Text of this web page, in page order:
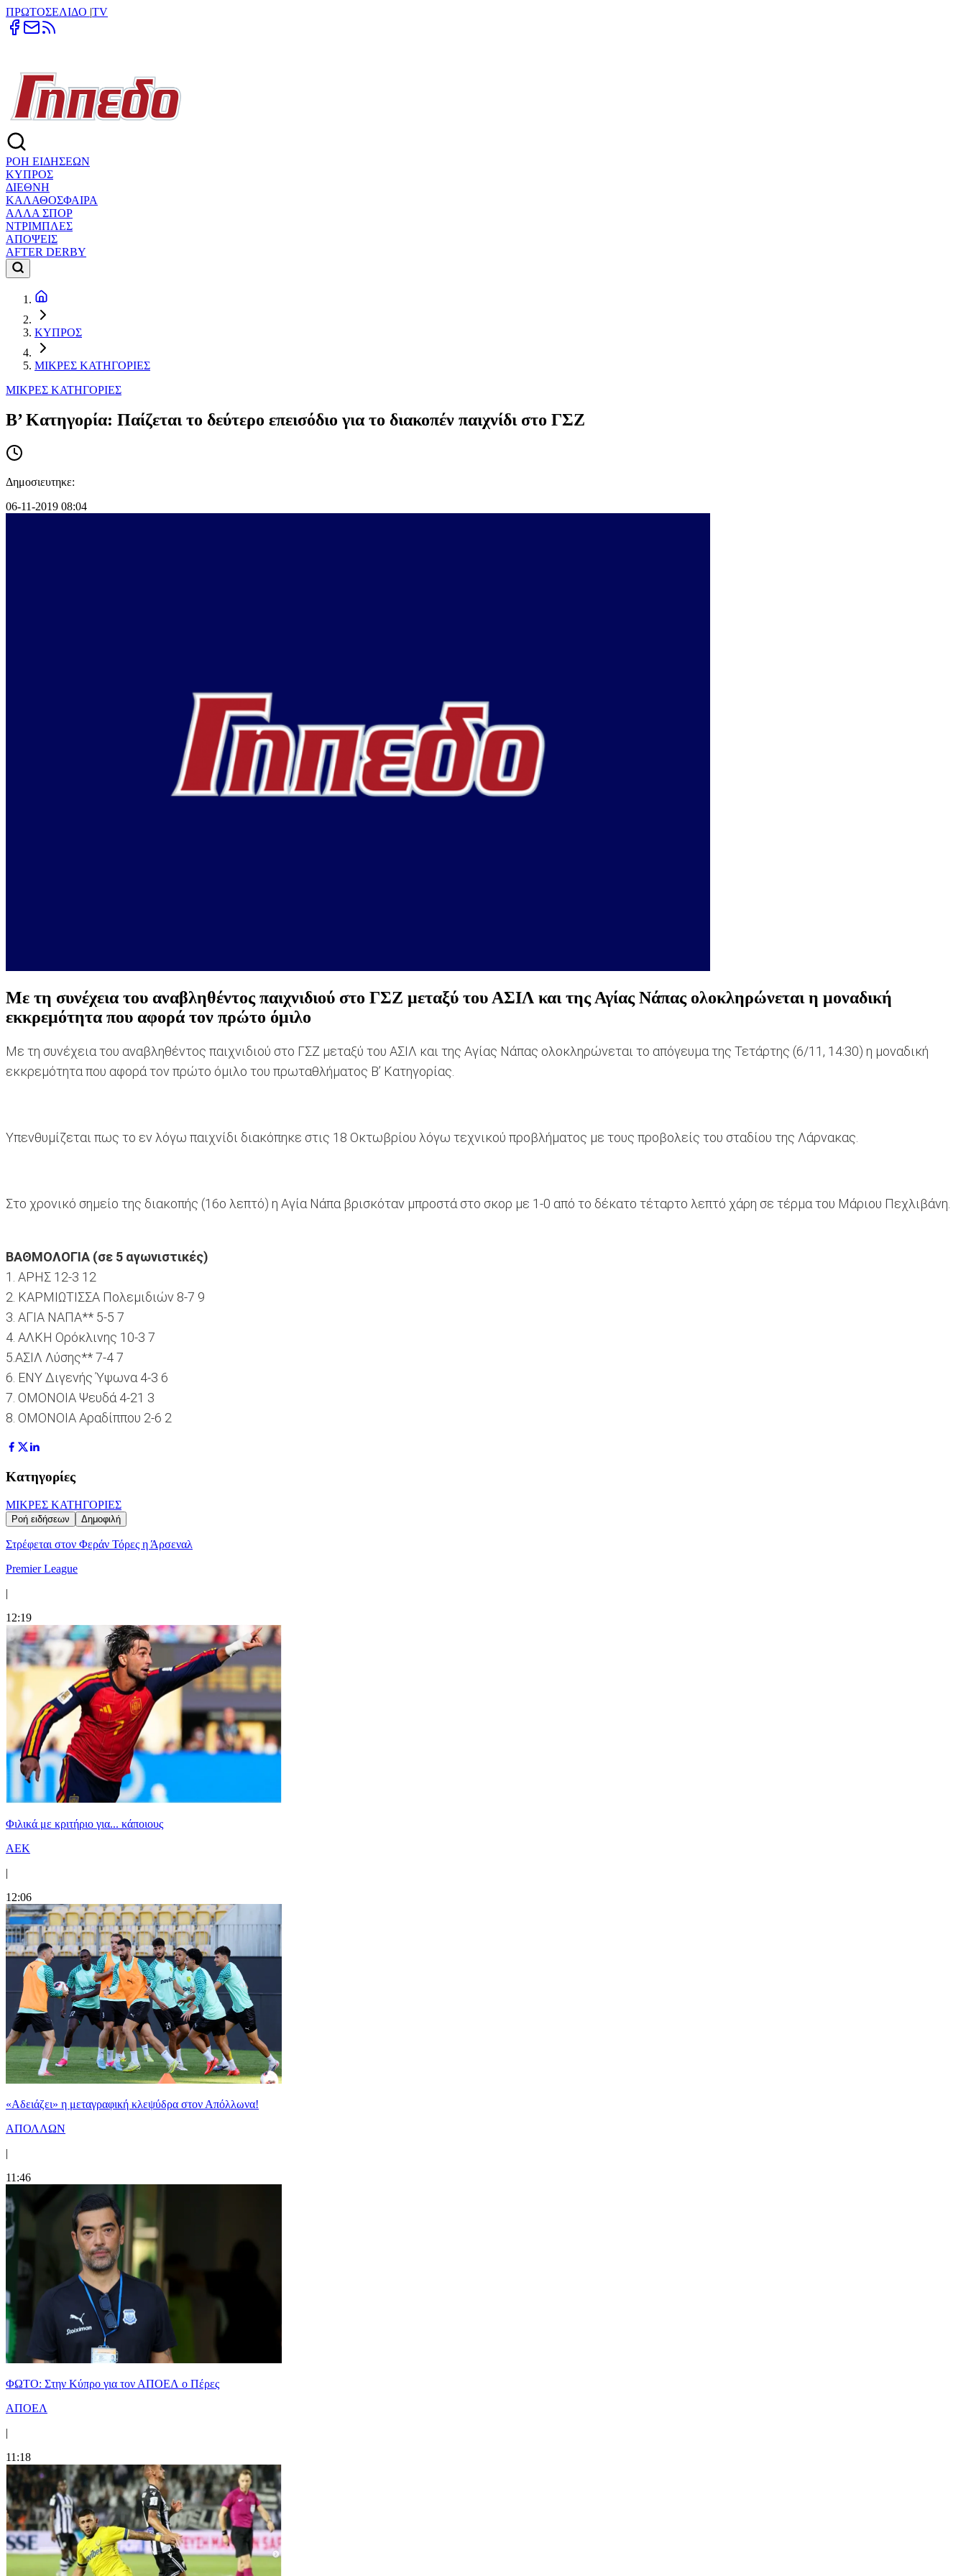
ΠΡΩΤΟΣΕΛΙΔΟ |TV
ΡΟΗ ΕΙΔΗΣΕΩΝ
ΚΥΠΡΟΣ
ΔΙΕΘΝΗ
ΚΑΛΑΘΟΣΦΑΙΡΑ
ΑΛΛΑ ΣΠΟΡ
ΝΤΡΙΜΠΛΕΣ
ΑΠΟΨΕΙΣ
AFTER DERBY
ΚΥΠΡΟΣ
ΜΙΚΡΕΣ ΚΑΤΗΓΟΡΙΕΣ
ΜΙΚΡΕΣ ΚΑΤΗΓΟΡΙΕΣ
Β’ Κατηγορία: Παίζεται το δεύτερο επεισόδιο για το διακοπέν παιχνίδι στο ΓΣΖ
Δημοσιευτηκε:
06-11-2019 08:04
Με τη συνέχεια του αναβληθέντος παιχνιδιού στο ΓΣΖ μεταξύ του ΑΣΙΛ και της Αγίας Νάπας ολοκληρώνεται η μοναδική
εκκρεμότητα που αφορά τον πρώτο όμιλο
Με τη συνέχεια του αναβληθέντος παιχνιδιού στο ΓΣΖ μεταξύ του ΑΣΙΛ και της Αγίας Νάπας ολοκληρώνεται το απόγευμα της Τετάρτης (6/11, 14:30) η μοναδική
εκκρεμότητα που αφορά τον πρώτο όμιλο του πρωταθλήματος Β’ Κατηγορίας.
Υπενθυμίζεται πως το εν λόγω παιχνίδι διακόπηκε στις 18 Οκτωβρίου λόγω τεχνικού προβλήματος με τους προβολείς του σταδίου της Λάρνακας.
Στο χρονικό σημείο της διακοπής (16ο λεπτό) η Αγία Νάπα βρισκόταν μπροστά στο σκορ με 1-0 από το δέκατο τέταρτο λεπτό χάρη σε τέρμα του Μάριου Πεχλιβάνη.
ΒΑΘΜΟΛΟΓΙΑ (σε 5 αγωνιστικές)
1. ΑΡΗΣ 12-3 12
2. ΚΑΡΜΙΩΤΙΣΣΑ Πολεμιδιών 8-7 9
3. ΑΓΙΑ ΝΑΠΑ** 5-5 7
4. ΑΛΚΗ Ορόκλινης 10-3 7
5.ΑΣΙΛ Λύσης** 7-4 7
6. ΕΝΥ Διγενής Ύψωνα 4-3 6
7. ΟΜΟΝΟΙΑ Ψευδά 4-21 3
8. ΟΜΟΝΟΙΑ Αραδίππου 2-6 2
Κατηγορίες
ΜΙΚΡΕΣ ΚΑΤΗΓΟΡΙΕΣ
Ροή ειδήσεων Δημοφιλή
Στρέφεται στον Φεράν Τόρες η Άρσεναλ
Premier League
|
12:19
Φιλικά με κριτήριο για... κάποιους
ΑΕΚ
|
12:06
«Αδειάζει» η μεταγραφική κλεψύδρα στον Απόλλωνα!
ΑΠΟΛΛΩΝ
|
11:46
ΦΩΤΟ: Στην Κύπρο για τον ΑΠΟΕΛ ο Πέρες
ΑΠΟΕΛ
|
11:18